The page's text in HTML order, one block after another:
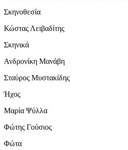
Σκηνοθεσία
Κώστας Λειβαδίτης
Σκηνικά
Ανδρονίκη Μανάβη
Σταύρος Μυστακίδης
Ήχος
Μαρία Ψύλλα
Φώτης Γούσιος
Φώτα